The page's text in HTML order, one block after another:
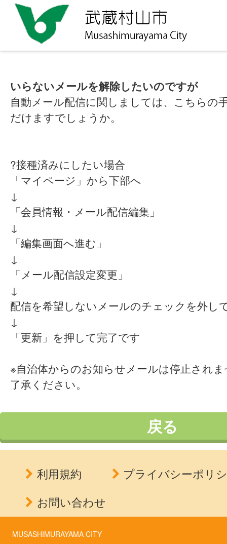
いらないメールを解除したいのですが
自動メール配信に関しましては、こちらの
だけますでしょうか。
?接種済みにしたい場合
「マイページ」から下部へ
↓
「会員情報・メール配信編集」
↓
「編集画面へ進む」
↓
「メール配信設定変更」
↓
配信を希望しないメールのチェックを外し
↓
「更新」を押して完了です
※自治体からのお知らせメールは停止され
了承ください。
戻る
利用規約
プライバシーポリ
お問い合わせ
MUSASHIMURAYAMA CITY